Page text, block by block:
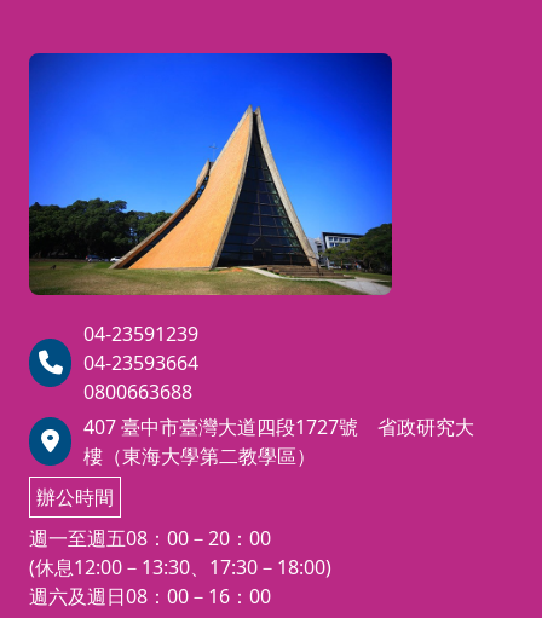
04-23591239
04-23593664
0800663688
407 臺中市臺灣大道四段1727號 省政研究大
樓（東海大學第二教學區）
辦公時間
週一至週五08：00－20：00
(休息12:00－13:30、17:30－18:00)
週六及週日08：00－16：00